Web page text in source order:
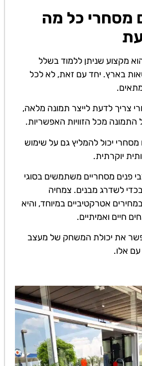
מסחרי כל מה
מקצוע שניתן ללמוד בשלל
בארץ. יחד עם זאת, לא לכל
צריך לדעת לייצר תמונה מלאה,
מכל הזוויות האפשריות.
יכול להמליץ גם על שימוש
יוקרתית.
פנים מסחריים משתמשים בסוגי
לשדרג מבנים. צמחיה
אטרקטיביים במיוחד, והיא
חיים ואמיתיים.
את יכולת המשחק של מעצב
אלו.